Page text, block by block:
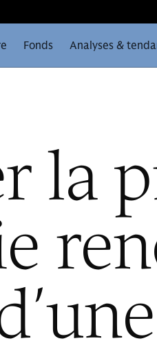
Fonds Analyses &
la